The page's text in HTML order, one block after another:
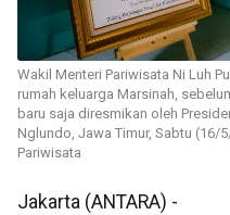
Wakil Menteri Pariwisata Ni Luh
rumah keluarga Marsinah,
baru saja diresmikan oleh
Nglundo, Jawa Timur, Sabtu (16/
Pariwisata
Jakarta (ANTARA) -